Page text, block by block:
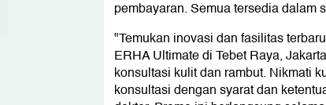
pembayaran. Semua tersedia dalam
"Temukan inovasi dan fasilitas
ERHA Ultimate di Tebet Raya,
konsultasi kulit dan rambut. Nikmati
konsultasi dengan syarat dan